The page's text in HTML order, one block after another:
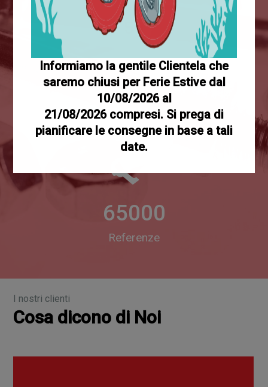
Informiamo la gentile Clientela che
saremo chiusi per Ferie Estive dal
10/08/2026 al
21/08/2026 compresi. Si prega di
pianificare le consegne in base a tali
date.
50
Anni di esperienza
65000
Referenze
I nostri clienti
Cosa dicono di Noi